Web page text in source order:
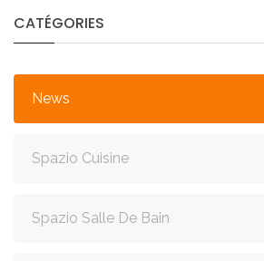
CATÉGORIES
News
Spazio Cuisine
Spazio Salle De Bain